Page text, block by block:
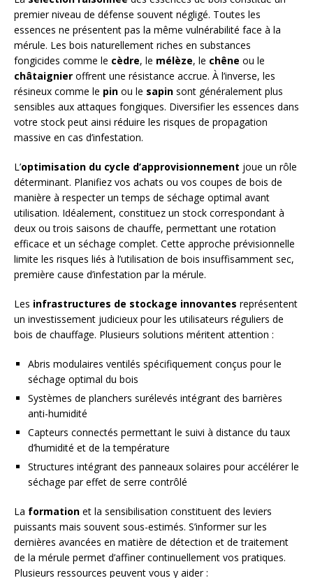
premier niveau de défense souvent négligé. Toutes les
essences ne présentent pas la même vulnérabilité face à la
mérule. Les bois naturellement riches en substances
fongicides comme le cèdre, le mélèze, le chêne ou le
châtaignier offrent une résistance accrue. À l’inverse, les
résineux comme le pin ou le sapin sont généralement plus
sensibles aux attaques fongiques. Diversifier les essences dans
votre stock peut ainsi réduire les risques de propagation
massive en cas d’infestation.
L’optimisation du cycle d’approvisionnement joue un rôle
déterminant. Planifiez vos achats ou vos coupes de bois de
manière à respecter un temps de séchage optimal avant
utilisation. Idéalement, constituez un stock correspondant à
deux ou trois saisons de chauffe, permettant une rotation
efficace et un séchage complet. Cette approche prévisionnelle
limite les risques liés à l’utilisation de bois insuffisamment sec,
première cause d’infestation par la mérule.
Les infrastructures de stockage innovantes représentent
un investissement judicieux pour les utilisateurs réguliers de
bois de chauffage. Plusieurs solutions méritent attention :
Abris modulaires ventilés spécifiquement conçus pour le
séchage optimal du bois
Systèmes de planchers surélevés intégrant des barrières
anti-humidité
Capteurs connectés permettant le suivi à distance du taux
d’humidité et de la température
Structures intégrant des panneaux solaires pour accélérer le
séchage par effet de serre contrôlé
La formation et la sensibilisation constituent des leviers
puissants mais souvent sous-estimés. S’informer sur les
dernières avancées en matière de détection et de traitement
de la mérule permet d’affiner continuellement vos pratiques.
Plusieurs ressources peuvent vous y aider :